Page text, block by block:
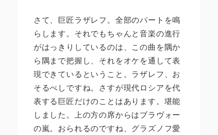
さて、巨匠ラザレフ。全部のパートを鳴
らします。それでもちゃんと音楽の進行
がはっきりしているのは、この曲を隅か
ら隅まで把握し、それをオケを通して表
現できているということ。ラザレフ、お
そるべしですね。さすが現代ロシアを代
表する巨匠だけのことはあります。堪能
しました。上の方の席からはブラヴォー
の嵐。おられるのですね、グラズノフ愛